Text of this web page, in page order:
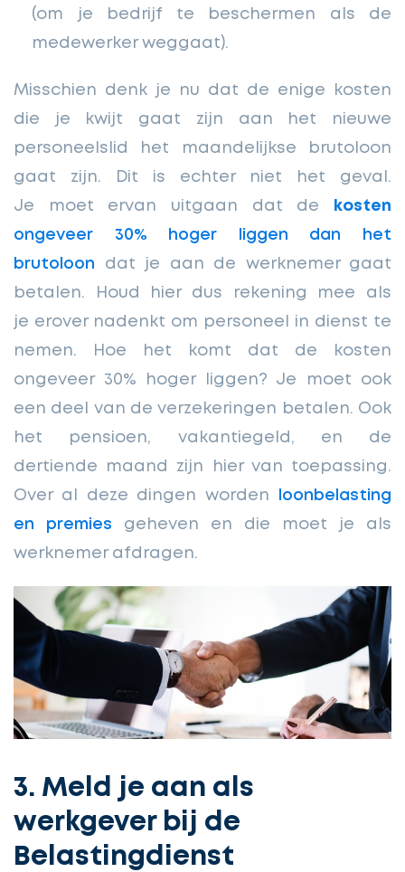
(om je bedrijf te beschermen als de
medewerker weggaat).
Misschien denk je nu dat de enige kosten
die je kwijt gaat zijn aan het nieuwe
personeelslid het maandelijkse brutoloon
gaat zijn. Dit is echter niet het geval.
Je moet ervan uitgaan dat de
kosten
ongeveer 30% hoger liggen dan het
brutoloon dat je aan de werknemer gaat
betalen. Houd hier dus rekening mee als
je erover nadenkt om personeel in dienst te
nemen. Hoe het komt dat de kosten
ongeveer 30% hoger liggen? Je moet ook
een deel van de verzekeringen betalen. Ook
het pensioen, vakantiegeld, en de
dertiende maand zijn hier van toepassing.
Over al deze dingen worden
loonbelasting
en premies geheven en die moet je als
werknemer afdragen.
3. Meld je aan als
werkgever bij de
Belastingdienst